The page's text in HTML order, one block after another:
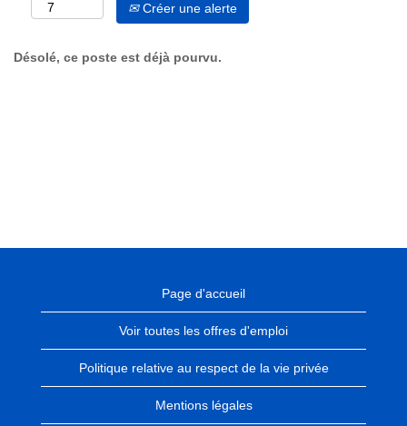
Créer une alerte
Désolé, ce poste est déjà pourvu.
Page d'accueil
Voir toutes les offres d'emploi
Politique relative au respect de la vie privée
Mentions légales